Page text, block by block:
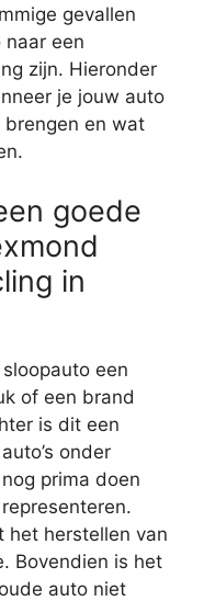
gevallen
een
zijn. Hieronder
je jouw auto
en wat
goede
in
een
of een brand
is dit een
onder
prima doen
het herstellen van
Bovendien is het
auto niet